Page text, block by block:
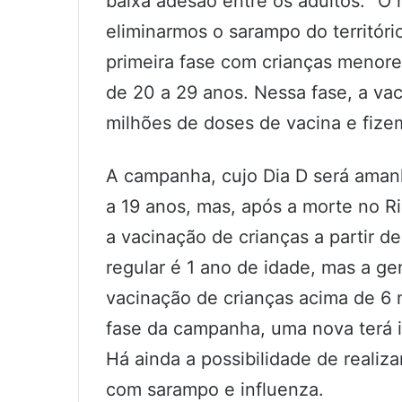
eliminarmos o sarampo do
primeira fase com crianças
de 20 a 29 anos. Nessa fase, a
milhões de doses de vacina e
A campanha, cujo Dia D será
a 19 anos, mas, após a morte no
a vacinação de crianças a partir
regular é 1 ano de idade, mas a
vacinação de crianças acima de 6
fase da campanha, uma nova
Há ainda a possibilidade de
com sarampo e influenza.